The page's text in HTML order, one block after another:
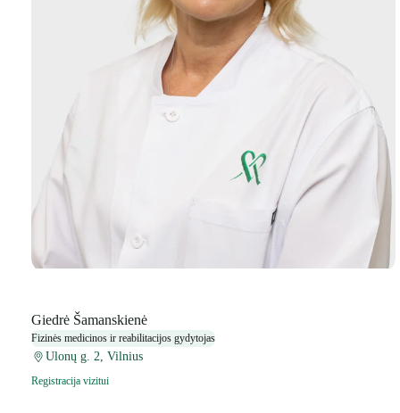
Giedrė Šamanskienė
Fizinės medicinos ir reabilitacijos gydytojas
Ulonų g. 2, Vilnius
Registracija vizitui